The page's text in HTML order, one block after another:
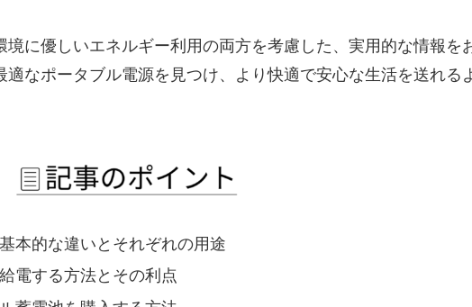
境に優しいエネルギー利用の両方を考慮した、実用的な情報を
なポータブル電源を見つけ、より快適で安心な生活を送れる
本的な違いとそれぞれの用途
電する方法とその利点